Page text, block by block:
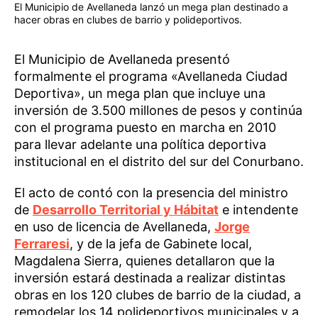
El Municipio de Avellaneda lanzó un mega plan destinado a
hacer obras en clubes de barrio y polideportivos.
El Municipio de Avellaneda presentó
formalmente el programa «Avellaneda Ciudad
Deportiva», un mega plan que incluye una
inversión de 3.500 millones de pesos y continúa
con el programa puesto en marcha en 2010
para llevar adelante una política deportiva
institucional en el distrito del sur del Conurbano.
El acto de contó con la presencia del ministro
de Desarrollo Territorial y Hábitat e intendente
en uso de licencia de Avellaneda, Jorge
Ferraresi, y de la jefa de Gabinete local,
Magdalena Sierra, quienes detallaron que la
inversión estará destinada a realizar distintas
obras en los 120 clubes de barrio de la ciudad, a
remodelar los 14 polideportivos municipales y a